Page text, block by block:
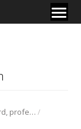
Marie-Noëlle Simard, professeure au programme d’ergothérapie, explique à l’émission 24/60 de Radio-Canada sa participation au projet de prématernelle et maternelle musicales de l’OSM /